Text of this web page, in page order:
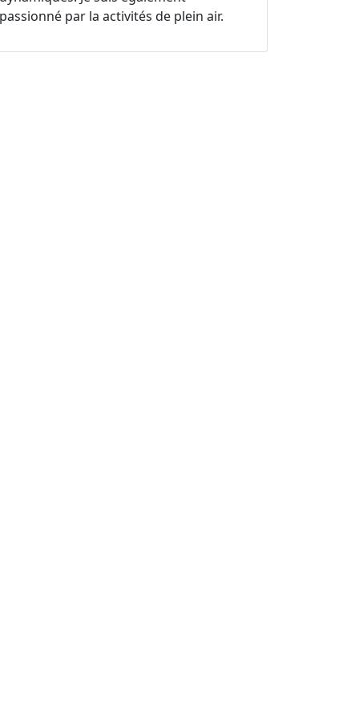
passionné par la activités de plein air.